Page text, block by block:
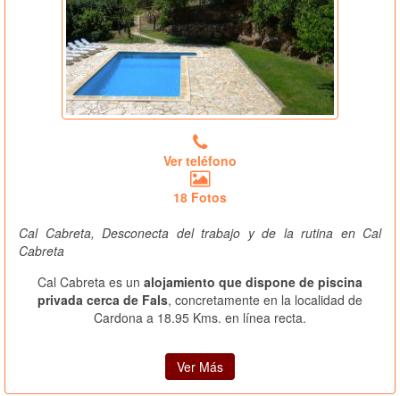
Ver teléfono
18 Fotos
Cal Cabreta, Desconecta del trabajo y de la rutina en Cal
Cabreta
Cal Cabreta es un alojamiento que dispone de piscina
privada cerca de Fals, concretamente en la localidad de
Cardona a 18.95 Kms. en línea recta.
Ver Más